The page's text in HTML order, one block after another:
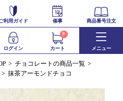
利用ガイド 催事 商品番号注文
ログイン カート
0
メニュー
チョコレートの商品一覧
抹茶アーモンドチョコ